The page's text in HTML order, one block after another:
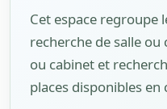
Cet espace regroupe
recherche de salle
ou cabinet et
places disponibles en